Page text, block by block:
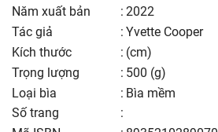
năm xuất bản
: 2022
Tác giả
: Yvette Cooper
kích thước
: (cm)
trọng lượng
: 500 (g)
Loại bìa
: Bìa mềm
số trang
: